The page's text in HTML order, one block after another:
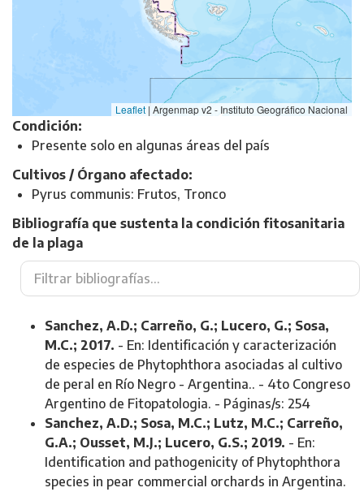
Leaflet | Argenmap v2 - Instituto Geográfico Nacional
Condición:
Presente solo en algunas áreas del país
Cultivos / Órgano afectado:
Pyrus communis: Frutos, Tronco
Bibliografía que sustenta la condición fitosanitaria
de la plaga
Sanchez, A.D.; Carreño, G.; Lucero, G.; Sosa,
M.C.; 2017. - En: Identificación y caracterización
de especies de Phytophthora asociadas al cultivo
de peral en Río Negro - Argentina.. - 4to Congreso
Argentino de Fitopatologia. - Páginas/s: 254
Sanchez, A.D.; Sosa, M.C.; Lutz, M.C.; Carreño,
G.A.; Ousset, M.J.; Lucero, G.S.; 2019. - En:
Identification and pathogenicity of Phytophthora
species in pear commercial orchards in Argentina.